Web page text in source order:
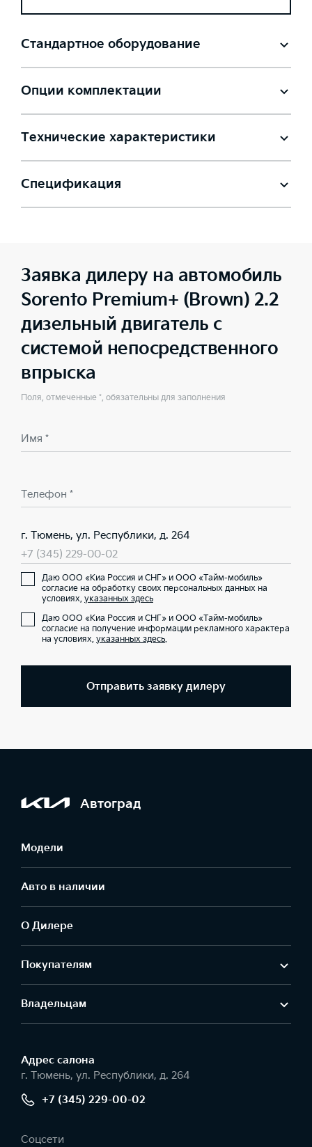
Стандартное оборудование
Опции комплектации
Технические характеристики
Спецификация
Заявка дилеру на автомобиль
Sorento Premium+ (Brown) 2.2
дизельный двигатель с
системой непосредственного
впрыска
Поля, отмеченные *, обязательны для заполнения
Имя *
Телефон *
г. Тюмень, ул. Республики, д. 264
+7 (345) 229-00-02
Даю ООО «Киа Россия и СНГ» и ООО «Тайм-мобиль»
согласие на обработку своих персональных данных на
условиях, указанных здесь
Даю ООО «Киа Россия и СНГ» и ООО «Тайм-мобиль»
согласие на получение информации рекламного характера
на условиях, указанных здесь.
Отправить заявку дилеру
Автоград
Модели
Авто в наличии
О Дилере
Покупателям
Владельцам
Адрес салонa
г. Тюмень, ул. Республики, д. 264
+7 (345) 229-00-02
Соцсети